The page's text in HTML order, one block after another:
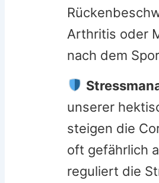
Arthritis oder
nach dem
unserer
steigen die
oft gefährlich
reguliert die